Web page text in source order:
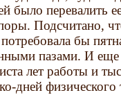
было перевалить
Подсчитано,
бы
пазами. И еще
лет работы и
дней физического